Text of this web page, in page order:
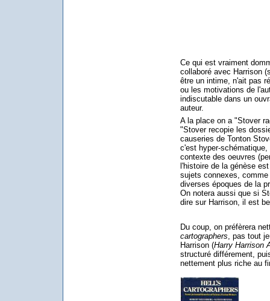
Ce qui est vraiment
collaboré avec Harrison
être un intime, n'ait pas
ou les motivations de
indiscutable dans un
auteur.
A la place on a "Stover
"Stover recopie les
causeries de Tonton
c'est hyper-
contexte des oeuvres
l'histoire de la génèse
sujets connexes,
diverses époques de la
On notera aussi que si
dire sur Harrison, il est
Du coup, on préfèrera
cartographers , pas tout
Harrison (Harry Harrison
structuré différement,
nettement plus riche au